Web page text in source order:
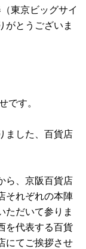
東京ビッグサイ
がとうございま
です。
ました、百貨店
ら、京阪百貨店
それぞれの本陣
ただいて参りま
を代表する百貨
にてご挨拶させ